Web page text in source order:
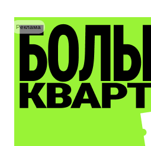
Реклама